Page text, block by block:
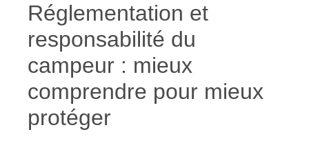
Réglementation et
responsabilité du
campeur : mieux
comprendre pour mieux
protéger